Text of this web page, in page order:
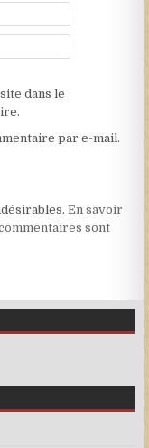
dans le
par e-mail.
En savoir
sont